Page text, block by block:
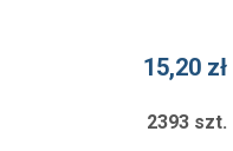
15,20 zł
2393 szt.